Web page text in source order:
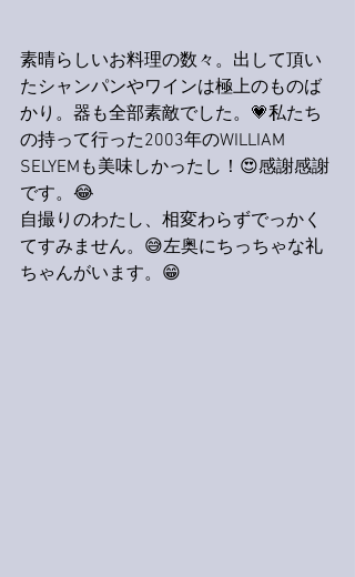
素晴らしいお料理の数々。出して頂い
たシャンパンやワインは極上のものば
かり。器も全部素敵でした。💗私たち
の持って行った2003年のWILLIAM
SELYEMも美味しかったし！😍感謝感謝
です。😂
自撮りのわたし、相変わらずでっかく
てすみません。😅左奥にちっちゃな礼
ちゃんがいます。😁